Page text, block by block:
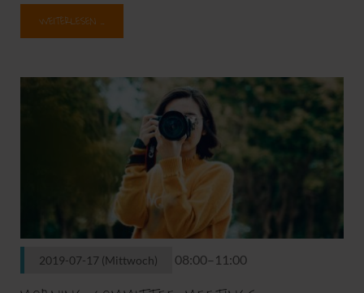
WEITERLESEN …
2019-07-17 (Mittwoch) 08:00–11:00